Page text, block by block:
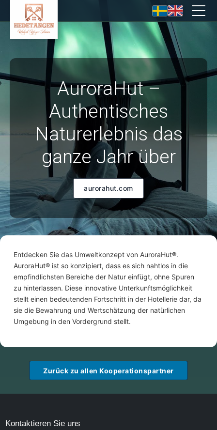
AuroraHut –
Authentisches
Naturerlebnis das
ganze Jahr über
aurorahut.com
Entdecken Sie das Umweltkonzept von AuroraHut®.
AuroraHut® ist so konzipiert, dass es sich nahtlos in die
empfindlichsten Bereiche der Natur einfügt, ohne Spuren
zu hinterlassen. Diese innovative Unterkunftsmöglichkeit
stellt einen bedeutenden Fortschritt in der Hotellerie dar, da
sie die Bewahrung und Wertschätzung der natürlichen
Umgebung in den Vordergrund stellt.
Zurück zu allen Kooperationspartner
Kontaktieren Sie uns